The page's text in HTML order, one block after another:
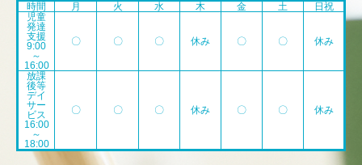
時間 月 火 水 木 金 土
日祝
児童
発達
支援
9:00
～
16:00
〇 〇 〇 休み 〇 〇 休み
放課
後等
デイ
サー
ビス
16:00
～
18:00
〇 〇 〇 休み 〇 〇 休み